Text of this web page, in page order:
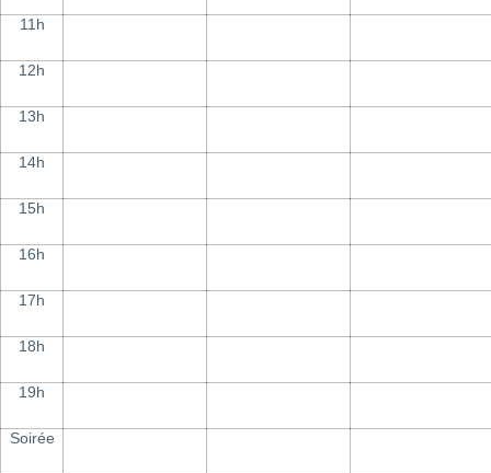
11h
12h
13h
14h
15h
16h
17h
18h
19h
Soirée